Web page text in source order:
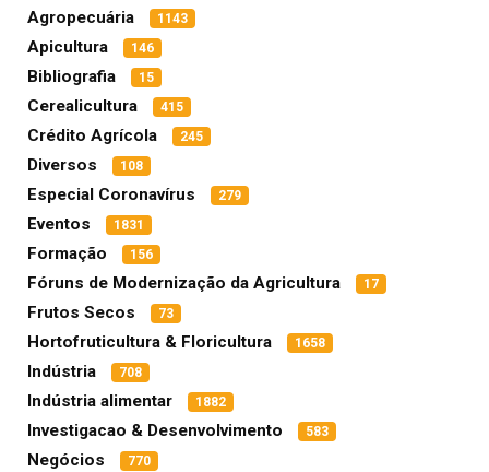
Agropecuária 1143
Apicultura 146
Bibliografia 15
Cerealicultura 415
Crédito Agrícola 245
Diversos 108
Especial Coronavírus 279
Eventos 1831
Formação 156
Fóruns de Modernização da Agricultura 17
Frutos Secos 73
Hortofruticultura & Floricultura 1658
Indústria 708
Indústria alimentar 1882
Investigacao & Desenvolvimento 583
Negócios 770